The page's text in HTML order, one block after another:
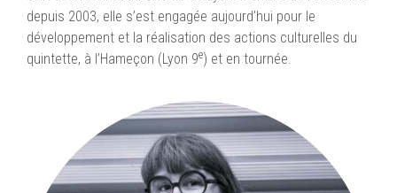
depuis 2003, elle s’est engagée aujourd’hui pour le
développement et la réalisation des actions culturelles du
quintette, à l’Hameçon (Lyon 9e) et en tournée.